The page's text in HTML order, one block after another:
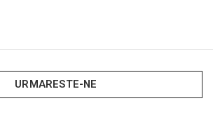
URMARESTE-NE